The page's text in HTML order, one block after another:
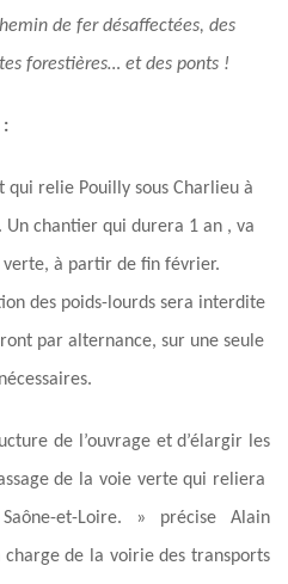
de fer désaffectées, des
forestières… et des ponts !
:
qui relie Pouilly sous Charlieu à
chantier qui durera 1 an , va
à partir de fin février.
des poids-lourds sera interdite
par alternance, sur une seule
de l’ouvrage et d’élargir les
de la voie verte qui reliera
et-Loire. » précise Alain
charge de la voirie des transports